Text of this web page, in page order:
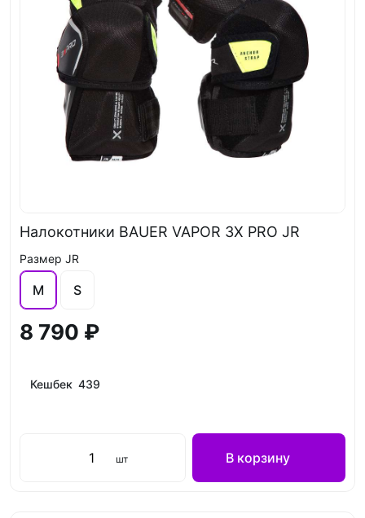
Налокотники BAUER VAPOR 3X PRO JR
Размер JR
M S
8 790 ₽
Кешбек 439
шт В корзину